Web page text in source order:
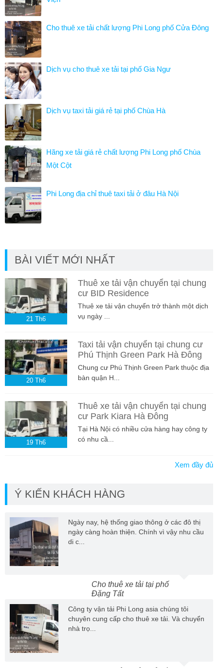
Cho thuê xe tải chất lượng Phi Long phố Cửa Đông
Dịch vụ cho thuê xe tải tại phố Gia Ngư
Dịch vụ taxi tải giá rẻ tại phố Chùa Hà
Hãng xe tải giá rẻ chất lượng Phi Long phố Chùa
Một Cột
Phi Long địa chỉ thuê taxi tải ở đâu Hà Nội
BÀI VIẾT MỚI NHẤT
21 Th6
Thuê xe tải vận chuyển tại chung
cư BID Residence
Thuê xe tải vận chuyển trở thành một dịch
vụ ngày ...
20 Th6
Taxi tải vận chuyển tại chung cư
Phú Thịnh Green Park Hà Đông
Chung cư Phú Thịnh Green Park thuộc địa
bàn quận H...
19 Th6
Thuê xe tải vận chuyển tại chung
cư Park Kiara Hà Đông
Tại Hà Nội có nhiều cửa hàng hay công ty
có nhu cầ...
Xem đầy đủ
Ý KIẾN KHÁCH HÀNG
Ngày nay, hệ thống giao thông ở các đô thị
ngày càng hoàn thiện. Chính vì vậy nhu cầu
di c...
Cho thuê xe tải tại phố
Đặng Tất
Công ty vận tải Phi Long asia chúng tôi
chuyên cung cấp cho thuê xe tải. Và chuyển
nhà trọ...